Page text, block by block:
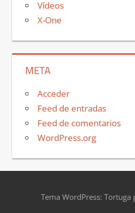
Vídeos
X-One
META
Acceder
Feed de entradas
Feed de comentarios
WordPress.org
Tema WordPress: Tortuga